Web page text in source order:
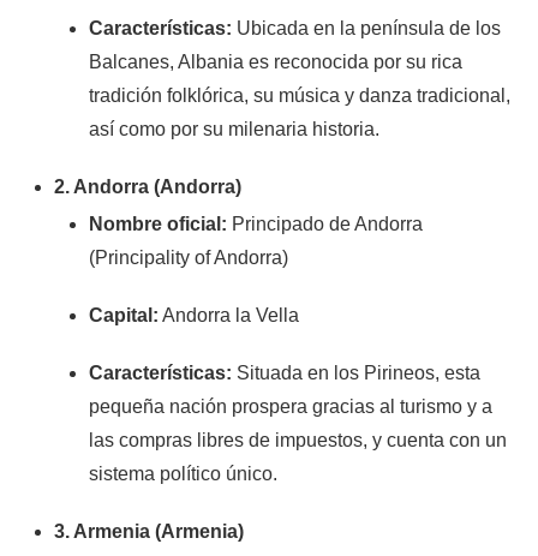
Características: Ubicada en la península de los
Balcanes, Albania es reconocida por su rica
tradición folklórica, su música y danza tradicional,
así como por su milenaria historia.
2. Andorra (Andorra)
Nombre oficial: Principado de Andorra
(Principality of Andorra)
Capital: Andorra la Vella
Características: Situada en los Pirineos, esta
pequeña nación prospera gracias al turismo y a
las compras libres de impuestos, y cuenta con un
sistema político único.
3. Armenia (Armenia)